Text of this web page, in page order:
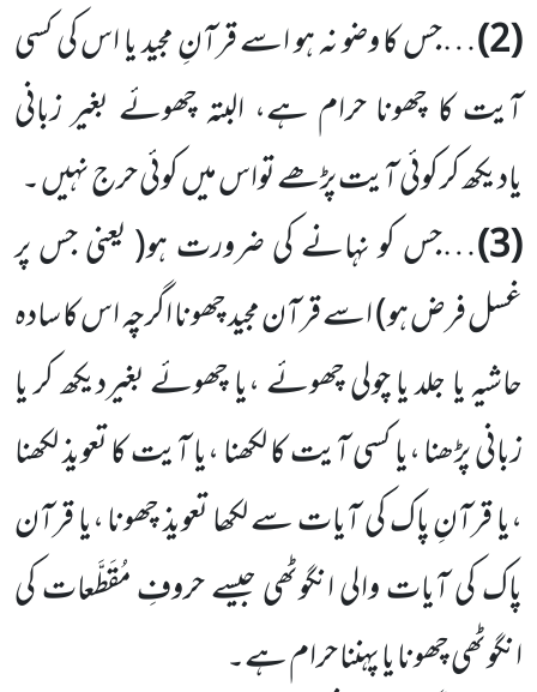
(2) …جس کا وضو نہ ہو اسے قرآنِ مجید یا اس کی کسی
آیت کا چھونا حرام ہے، البتہ چھوئے بغیر زبانی
یادیکھ کر کوئی آیت پڑھے تواس میں کوئی حرج نہیں ۔
(3) …جس کو نہانے کی ضرورت ہو( یعنی جس پر
غسل فرض ہو)اسے قرآن مجید چھونا اگرچہ اس کا سادہ
حاشیہ یا جلد یا چولی چھوئے ،یا چھوئے بغیردیکھ کر یا
زبانی پڑھنا ،یا کسی آیت کا لکھنا ،یا آیت کا تعویذ لکھنا
،یا قرآنِ پاک کی آیات سے لکھا تعویذ چھونا ،یا قرآن
پاک کی آیات والی انگوٹھی جیسے حروفِ مُقَطَّعات کی
انگوٹھی چھونا یا پہننا حرام ہے۔